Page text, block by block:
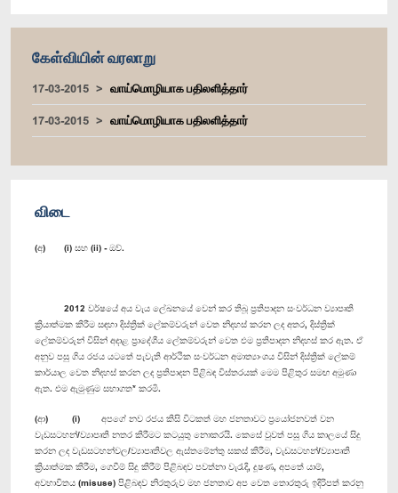
கேள்வியின் வரலாறு
17-03-2015
வாய்மொழியாக பதிலளித்தார்
17-03-2015
வாய்மொழியாக பதிலளித்தார்
விடை
(අ) (i) සහ (ii) - ඔව්.
2012 වර්ෂයේ අය වැය ලේඛනයේ වෙන් කර තිබූ ප්‍රතිපාදන සංවර්ධන ව්‍යාපෘති
ක්‍රියාත්මක කිරීම සඳහා දිස්ත්‍රික් ලේකම්වරුන් වෙත නිදහස් කරන ලද අතර, දිස්ත්‍රික්
ලේකම්වරුන් විසින් අදාළ ප්‍රා‍දේශීය ලේකම්වරුන් වෙත එම ප්‍රතිපාදන නිදහස් කර ඇත. ඒ
අනුව පසු ගිය රජය යටතේ පැවැති ආර්ථික සංවර්ධන අමාත්‍යාංශය විසින් දිස්ත්‍රික් ලේකම්
කාර්යාල වෙත නිදහස් කරන ලද ප්‍රතිපාදන පිළිබඳ විස්තරයක් මෙම පිළිතුර සමඟ අමුණා
ඇත. එම ඇමුණුම සභාගත* කරමි.
(ආ) (i) අපගේ නව රජය කිසි විටකත් මහ ජනතාවට ප්‍රයෝජනවත් වන
වැඩසටහන්/ව්‍යාපෘති නතර කිරීමට කටයුතු නොකරයි. කෙසේ වුවත් පසු ගිය කාලයේ සිදු
කරන ලද වැඩසටහන්වල/ව්‍යාපෘතිවල ඇස්තමේන්තු සකස් කිරීම, වැඩසටහන්/ව්‍යාපෘති
ක්‍රියාත්මක කිරීම, ගෙවීම් සිදු කිරීම් පිළිබඳව පවත්නා වැරැදි, දූෂණ, අපතේ යාම්,
අවභාවිතය (misuse) පිළිබඳව නිරතුරුව මහ ජනතාව අප වෙත තොරතුරු ඉදිරිපත් කරනු